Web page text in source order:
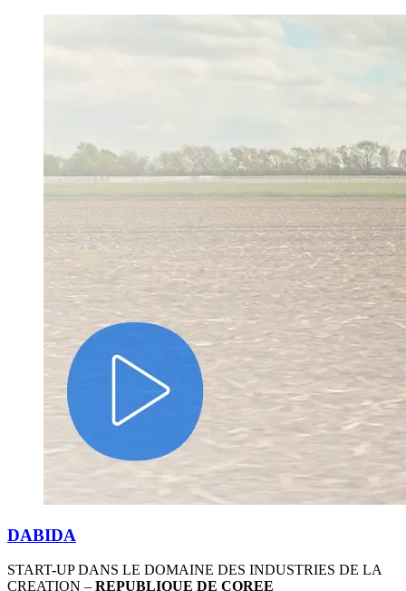
DABIDA
START-UP DANS LE DOMAINE DES INDUSTRIES DE LA
CREATION – REPUBLIQUE DE COREE